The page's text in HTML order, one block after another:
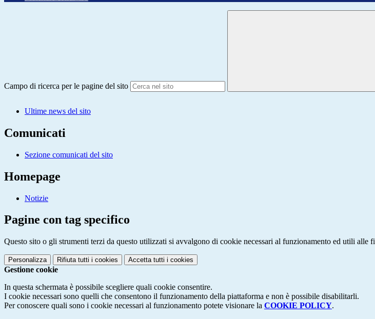
Campo di ricerca per le pagine del sito
Ultime news del sito
Comunicati
Sezione comunicati del sito
Homepage
Notizie
Pagine con tag specifico
Questo sito o gli strumenti terzi da questo utilizzati si avvalgono di cookie necessari al funzionamento ed utili alle
Personalizza Rifiuta tutti i cookies Accetta tutti i cookies
Gestione cookie
In questa schermata è possibile scegliere quali cookie consentire.
I cookie necessari sono quelli che consentono il funzionamento della piattaforma e non è possibile disabilitarli.
Per conoscere quali sono i cookie necessari al funzionamento potete visionare la COOKIE POLICY.